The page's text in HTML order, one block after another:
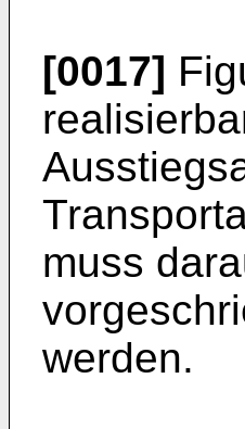
[0017]
muss
werden.